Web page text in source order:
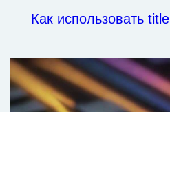
Как использовать title